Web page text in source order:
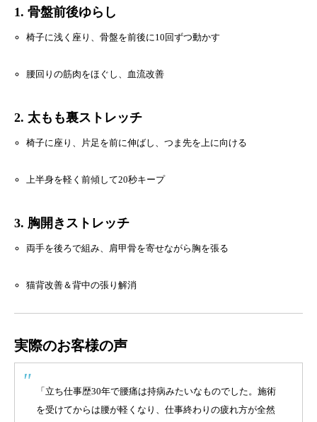
1. 骨盤前後ゆらし
椅子に浅く座り、骨盤を前後に10回ずつ動かす
腰回りの筋肉をほぐし、血流改善
2. 太もも裏ストレッチ
椅子に座り、片足を前に伸ばし、つま先を上に向ける
上半身を軽く前傾して20秒キープ
3. 胸開きストレッチ
両手を後ろで組み、肩甲骨を寄せながら胸を張る
猫背改善＆背中の張り解消
実際のお客様の声
「立ち仕事歴30年で腰痛は持病みたいなものでした。施術
を受けてからは腰が軽くなり、仕事終わりの疲れ方が全然